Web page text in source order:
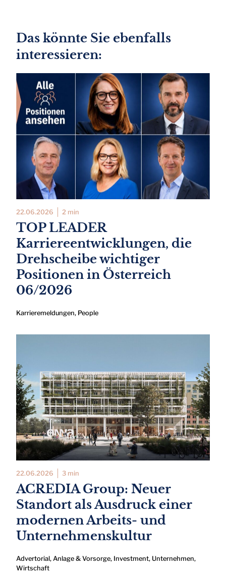
Das könnte Sie ebenfalls
interessieren:
22.06.2026 2 min
TOP LEADER
Karriereentwicklungen, die
Drehscheibe wichtiger
Positionen in Österreich
06/2026
Karrieremeldungen, People
22.06.2026 3 min
ACREDIA Group: Neuer
Standort als Ausdruck einer
modernen Arbeits- und
Unternehmenskultur
Advertorial, Anlage & Vorsorge, Investment, Unternehmen,
Wirtschaft